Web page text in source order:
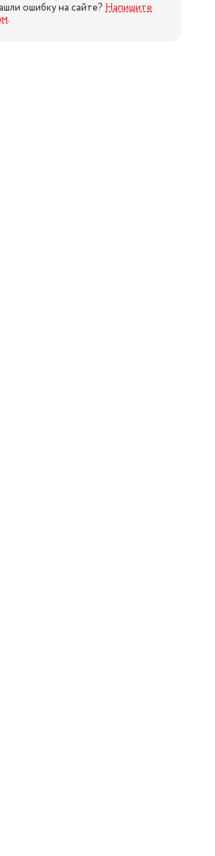
ошибку на сайте? Напишите
.